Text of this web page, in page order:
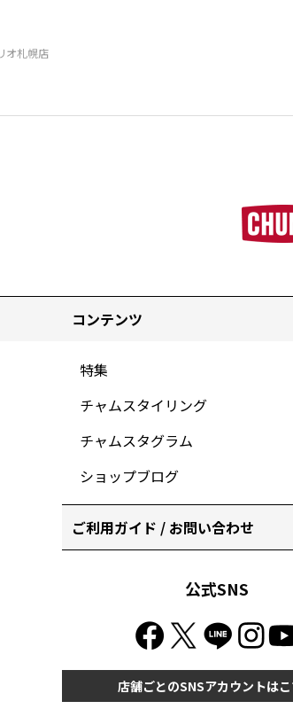
オ札幌店
コンテンツ
特集
チャムスタイリング
チャムスタグラム
ショップブログ
ご利用ガイド / お問い合わせ
公式SNS
店舗ごとのSNSアカウントは